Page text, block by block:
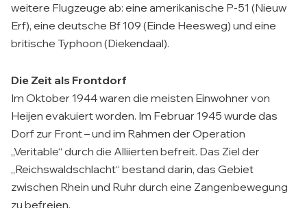
weitere Flugzeuge ab: eine amerikanische P-51 (Nieuw
Erf), eine deutsche Bf 109 (Einde Heesweg) und eine
britische Typhoon (Diekendaal).
Die Zeit als Frontdorf
Im Oktober 1944 waren die meisten Einwohner von
Heijen evakuiert worden. Im Februar 1945 wurde das
Dorf zur Front – und im Rahmen der Operation
„Veritable“ durch die Alliierten befreit. Das Ziel der
„Reichswaldschlacht“ bestand darin, das Gebiet
zwischen Rhein und Ruhr durch eine Zangenbewegung
zu befreien.